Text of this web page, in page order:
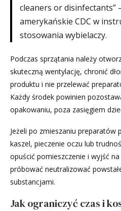
cleaners or
amerykańskie CDC w
stosowania wybielaczy.
Podczas sprzątania należy
skuteczną wentylację, chronić
produktu i nie przelewać
Każdy środek powinien
opakowaniu, poza zasięgiem
Jeżeli po zmieszaniu preparatów
kaszel, pieczenie oczu lub
opuścić pomieszczenie i wyjść
próbować neutralizować
substancjami.
Jak ograniczyć czas i